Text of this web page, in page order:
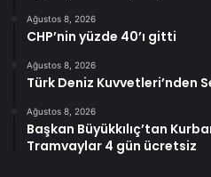
Ağustos 8, 2026
CHP’nin yüzde 40’ı gitti
Ağustos 8, 2026
Türk Deniz Kuvvetleri’nden
Ağustos 8, 2026
Başkan Büyükkılıç’tan
Tramvaylar 4 gün ücretsiz